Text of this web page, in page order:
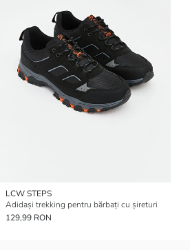
LCW STEPS
Adidași trekking pentru bărbați cu șireturi
129,99 RON